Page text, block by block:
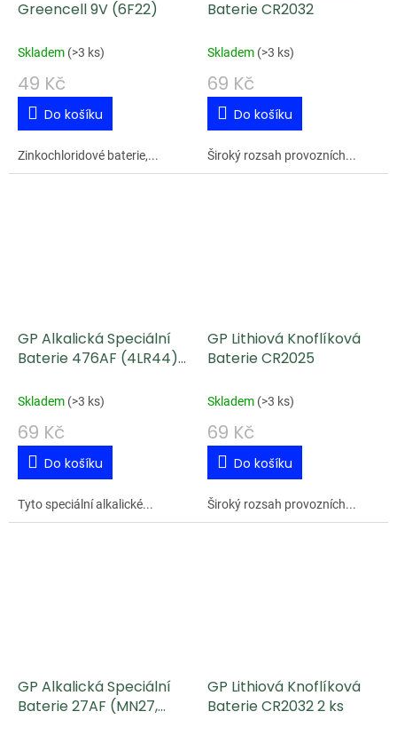
Greencell 9V (6F22)
Skladem (>3 ks)
49 Kč
Do košíku
Zinkochloridové baterie,...
Baterie CR2032
Skladem (>3 ks)
69 Kč
Do košíku
Široký rozsah provozních...
GP Alkalická Speciální
Baterie 476AF (4LR44)
Skladem (>3 ks)
69 Kč
Do košíku
Tyto speciální alkalické...
GP Lithiová Knoflíková
Baterie CR2025
Skladem (>3 ks)
69 Kč
Do košíku
Široký rozsah provozních...
GP Alkalická Speciální
Baterie 27AF (MN27,
GP Lithiová Knoflíková
Baterie CR2032 2 ks